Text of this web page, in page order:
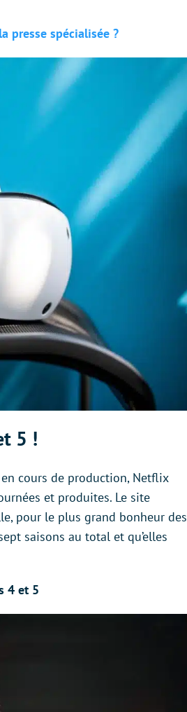
presse spécialisée ?
5 !
cours de production, Netflix
et produites. Le site
pour le plus grand bonheur des
saisons au total et qu’elles
4 et 5